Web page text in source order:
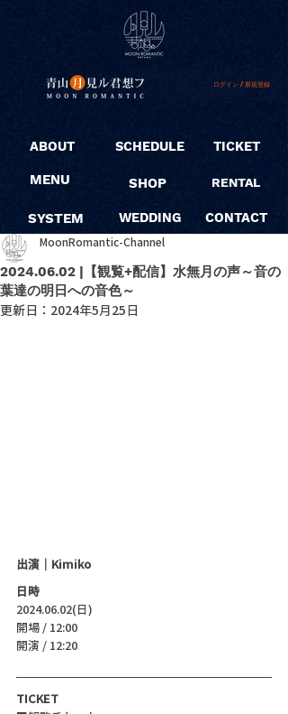
ログイン / 新規登録
ABOUT
MENU
SYSTEM
SCHEDULE
SHOP
WEDDING
TICKET
RENTAL
CONTACT
2024.06.02 |【観覧+配信】水無月の声～音の
葉達の明日への音色～
MoonRomantic-Channel
更新日： 2024年5月25日
出演｜Kimiko
日時
2024.06.02(日)
開場 / 12:00
開演 / 12:20
TICKET